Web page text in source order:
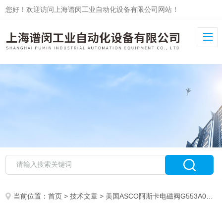
您好！欢迎访问上海谱闵工业自动化设备有限公司网站！
当前位置：首页 >技术文章 > 美国ASCO阿斯卡电磁阀G553A018MS到货原厂